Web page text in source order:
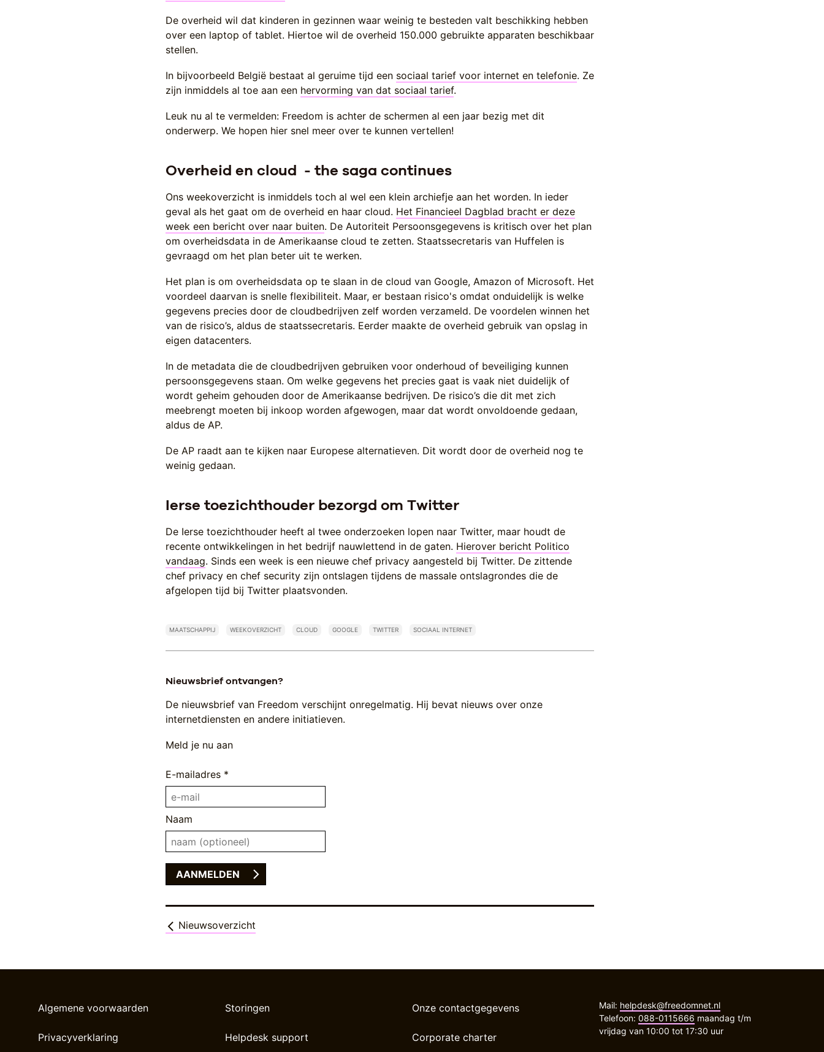
De overheid wil dat kinderen in gezinnen waar weinig te besteden valt beschikking hebben
over een laptop of tablet. Hiertoe wil de overheid 150.000 gebruikte apparaten beschikbaar
stellen.
In bijvoorbeeld België bestaat al geruime tijd een sociaal tarief voor internet en telefonie. Ze
zijn inmiddels al toe aan een hervorming van dat sociaal tarief.
Leuk nu al te vermelden: Freedom is achter de schermen al een jaar bezig met dit
onderwerp. We hopen hier snel meer over te kunnen vertellen!
Overheid en cloud - the saga continues
Ons weekoverzicht is inmiddels toch al wel een klein archiefje aan het worden. In ieder
geval als het gaat om de overheid en haar cloud. Het Financieel Dagblad bracht er deze
week een bericht over naar buiten. De Autoriteit Persoonsgegevens is kritisch over het plan
om overheidsdata in de Amerikaanse cloud te zetten. Staatssecretaris van Huffelen is
gevraagd om het plan beter uit te werken.
Het plan is om overheidsdata op te slaan in de cloud van Google, Amazon of Microsoft. Het
voordeel daarvan is snelle flexibiliteit. Maar, er bestaan risico's omdat onduidelijk is welke
gegevens precies door de cloudbedrijven zelf worden verzameld. De voordelen winnen het
van de risico’s, aldus de staatssecretaris. Eerder maakte de overheid gebruik van opslag in
eigen datacenters.
In de metadata die de cloudbedrijven gebruiken voor onderhoud of beveiliging kunnen
persoonsgegevens staan. Om welke gegevens het precies gaat is vaak niet duidelijk of
wordt geheim gehouden door de Amerikaanse bedrijven. De risico’s die dit met zich
meebrengt moeten bij inkoop worden afgewogen, maar dat wordt onvoldoende gedaan,
aldus de AP.
De AP raadt aan te kijken naar Europese alternatieven. Dit wordt door de overheid nog te
weinig gedaan.
Ierse toezichthouder bezorgd om Twitter
De Ierse toezichthouder heeft al twee onderzoeken lopen naar Twitter, maar houdt de
recente ontwikkelingen in het bedrijf nauwlettend in de gaten. Hierover bericht Politico
vandaag. Sinds een week is een nieuwe chef privacy aangesteld bij Twitter. De zittende
chef privacy en chef security zijn ontslagen tijdens de massale ontslagrondes die de
afgelopen tijd bij Twitter plaatsvonden.
MAATSCHAPPIJ WEEKOVERZICHT CLOUD GOOGLE TWITTER SOCIAAL INTERNET
Nieuwsbrief ontvangen?
De nieuwsbrief van Freedom verschijnt onregelmatig. Hij bevat nieuws over onze
internetdiensten en andere initiatieven.
Meld je nu aan
E-mailadres *
Naam
Nieuwsoverzicht
Mail: helpdesk@freedomnet.nl
Telefoon: 088-0115666 maandag t/m
vrijdag van 10:00 tot 17:30 uur
Algemene voorwaarden
Privacyverklaring
Storingen
Helpdesk support
Onze contactgegevens
Corporate charter